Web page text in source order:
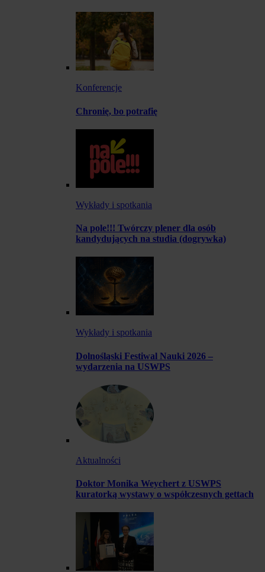
Konferencje
Chronię, bo potrafię
Wykłady i spotkania
Na pole!!! Twórczy plener dla osób
kandydujących na studia (dogrywka)
Wykłady i spotkania
Dolnośląski Festiwal Nauki 2026 –
wydarzenia na USWPS
Aktualności
Doktor Monika Weychert z USWPS
kuratorką wystawy o współczesnych gettach